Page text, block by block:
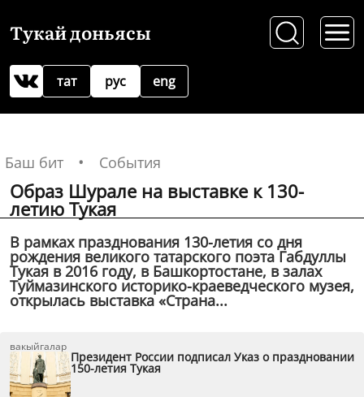
Тукай доньясы
рус
тат eng
Баш бит События
Образ Шурале на выставке к 130-
летию Тукая
В рамках празднования 130-летия со дня
рождения великого татарского поэта Габдуллы
Тукая в 2016 году, в Башкортостане, в залах
Туймазинского историко-краеведческого музея,
открылась выставка «Страна...
вакыйгалар
Президент России подписал Указ о праздновании
150-летия Тукая